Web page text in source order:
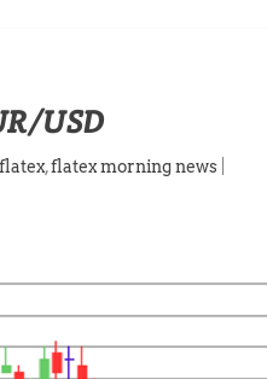
USD
flatex,flatex morning news|